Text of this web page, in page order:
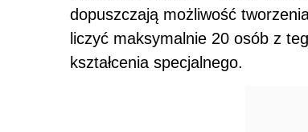
dopuszczają możliwość
liczyć maksymalnie 20 osób z
kształcenia specjalnego.